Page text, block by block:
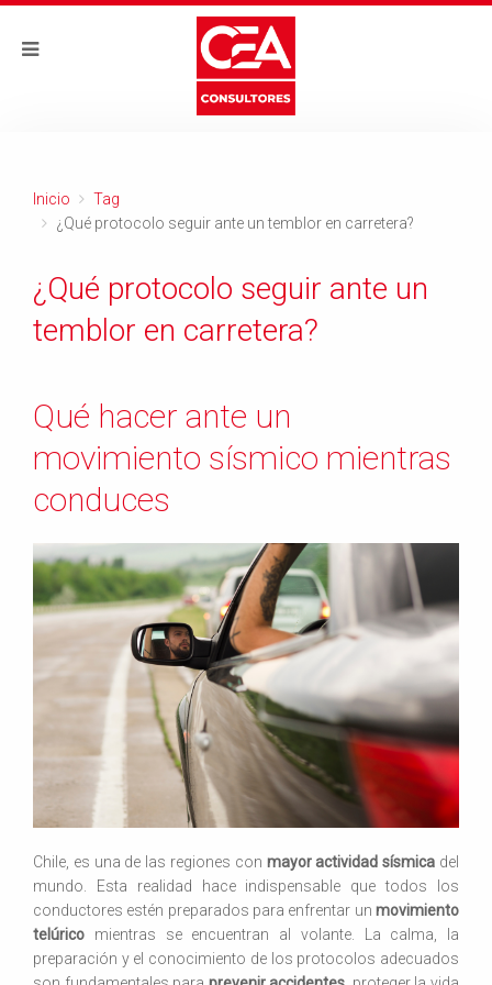
Inicio
Tag
¿Qué protocolo seguir ante un temblor en carretera?
¿Qué protocolo seguir ante un
temblor en carretera?
Qué hacer ante un
movimiento sísmico mientras
conduces
Chile, es una de las regiones con mayor actividad sísmica del
mundo. Esta realidad hace indispensable que todos los
conductores estén preparados para enfrentar un movimiento
telúrico mientras se encuentran al volante. La calma, la
preparación y el conocimiento de los protocolos adecuados